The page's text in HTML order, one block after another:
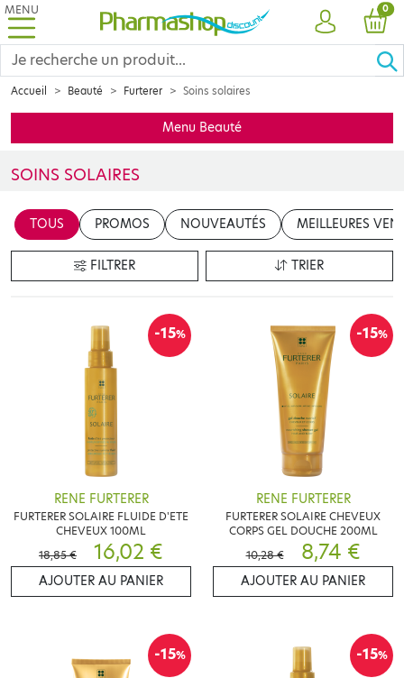
MENU
COMPTE
0
Accueil Beauté Furterer Soins solaires
Menu Beauté
SOINS SOLAIRES
TOUS
PROMOS NOUVEAUTÉS MEILLEURES
FILTRER TRIER
-15%
RENE FURTERER
FURTERER SOLAIRE FLUIDE D'ETE
CHEVEUX 100ML
18,85 €
16,02 €
AJOUTER AU PANIER
-15%
RENE FURTERER
FURTERER SOLAIRE CHEVEUX
CORPS GEL DOUCHE 200ML
10,28 €
8,74 €
AJOUTER AU PANIER
-15% -15%